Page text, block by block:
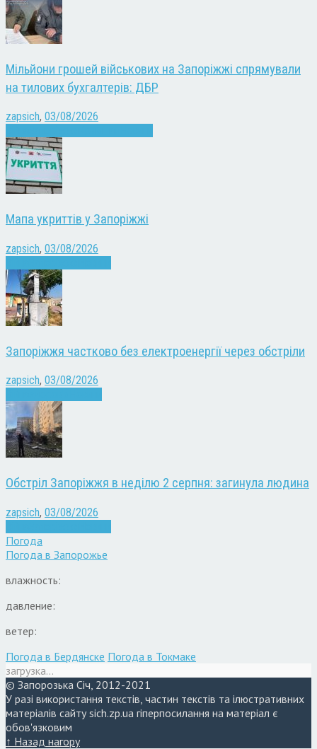
Мільйони грошей військових на Запоріжжі спрямували
на тилових бухгалтерів: ДБР
zapsich, 03/08/2026
Мапа укриттів у Запоріжжі
zapsich, 03/08/2026
Запоріжжя частково без електроенергії через обстріли
zapsich, 03/08/2026
Обстріл Запоріжжя в неділю 2 серпня: загинула людина
zapsich, 03/08/2026
Погода
Погода в Запорожье
влажность:
давление:
ветер:
Погода в Бердянске Погода в Токмаке
загрузка...
© Запорозька Січ, 2012-2021
У разі використання текстів, частин текстів та ілюстративних
матеріалів сайту sich.zp.ua гіперпосилання на матеріал є
обов'язковим
↑ Назад нагору